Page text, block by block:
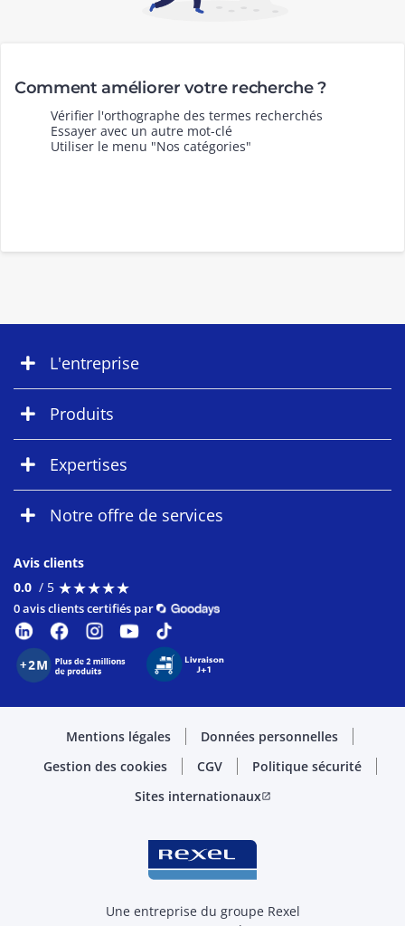
Comment améliorer votre recherche ?
Vérifier l'orthographe des termes recherchés
Essayer avec un autre mot-clé
Utiliser le menu "Nos catégories"
L'entreprise
Produits
Expertises
Notre offre de services
Avis clients
0.0 / 5 ★★★★★
★★★★★
0 avis clients certifiés par
Mentions légales
Données personnelles
Gestion des cookies
CGV
Politique sécurité
Sites internationauxopen_in_new
Une entreprise du groupe Rexel